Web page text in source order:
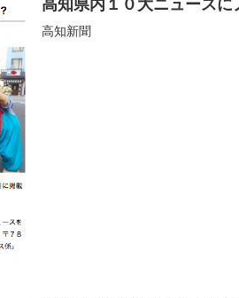
高知県内１０大ニュースに
高知新聞